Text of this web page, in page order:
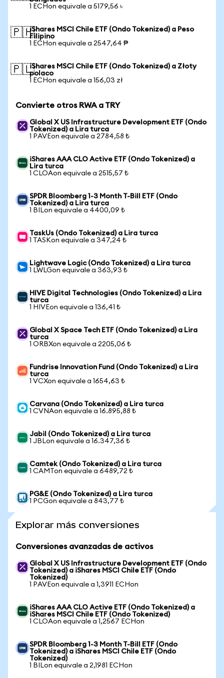
1 ECHon equivale a 5179,56 ৳
🇵🇭iShares MSCI Chile ETF (Ondo Tokenized) a Peso
Filipino
1 ECHon equivale a 2547,64 ₱
🇵🇱iShares MSCI Chile ETF (Ondo Tokenized) a Złoty
polaco
1 ECHon equivale a 156,03 zł
Convierte otros RWA a TRY
Global X US Infrastructure Development ETF (Ondo
Tokenized) a Lira turca
1 PAVEon equivale a 2784,58 ₺
iShares AAA CLO Active ETF (Ondo Tokenized) a
Lira turca
1 CLOAon equivale a 2515,57 ₺
SPDR Bloomberg 1-3 Month T-Bill ETF (Ondo
Tokenized) a Lira turca
1 BILon equivale a 4400,09 ₺
TaskUs (Ondo Tokenized) a Lira turca
1 TASKon equivale a 347,24 ₺
Lightwave Logic (Ondo Tokenized) a Lira turca
1 LWLGon equivale a 363,93 ₺
HIVE Digital Technologies (Ondo Tokenized) a Lira
turca
1 HIVEon equivale a 136,41 ₺
Global X Space Tech ETF (Ondo Tokenized) a Lira
turca
1 ORBXon equivale a 2205,06 ₺
Fundrise Innovation Fund (Ondo Tokenized) a Lira
turca
1 VCXon equivale a 1654,63 ₺
Carvana (Ondo Tokenized) a Lira turca
1 CVNAon equivale a 16.895,88 ₺
Jabil (Ondo Tokenized) a Lira turca
1 JBLon equivale a 16.347,36 ₺
Camtek (Ondo Tokenized) a Lira turca
1 CAMTon equivale a 6489,72 ₺
PG&E (Ondo Tokenized) a Lira turca
1 PCGon equivale a 843,77 ₺
Explorar más conversiones
Conversiones avanzadas de activos
Global X US Infrastructure Development ETF (Ondo
Tokenized) a iShares MSCI Chile ETF (Ondo
Tokenized)
1 PAVEon equivale a 1,3911 ECHon
iShares AAA CLO Active ETF (Ondo Tokenized) a
iShares MSCI Chile ETF (Ondo Tokenized)
1 CLOAon equivale a 1,2567 ECHon
SPDR Bloomberg 1-3 Month T-Bill ETF (Ondo
Tokenized) a iShares MSCI Chile ETF (Ondo
Tokenized)
1 BILon equivale a 2,1981 ECHon